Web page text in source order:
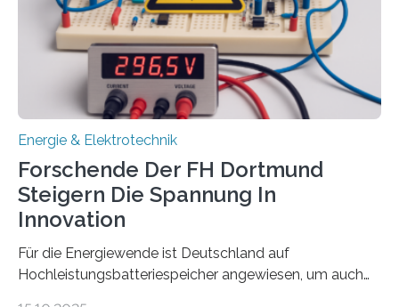
Bayerischen Wissenschaftsministeriums. Im
Mittelpunkt steht der direkte Wissenstransfer: Neue
wissenschaftliche Erkenntnisse sollen rasch in die
Energie & Elektrotechnik
Forschende Der FH Dortmund
Steigern Die Spannung In
Innovation
Für die Energiewende ist Deutschland auf
Hochleistungsbatteriespeicher angewiesen, um auch